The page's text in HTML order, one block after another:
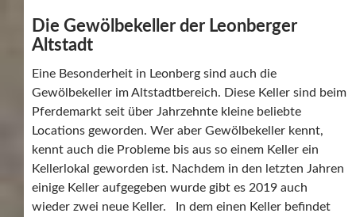
Die Gewölbekeller der Leonberger
Altstadt
Eine Besonderheit in Leonberg sind auch die
Gewölbekeller im Altstadtbereich. Diese Keller sind beim
Pferdemarkt seit über Jahrzehnte kleine beliebte
Locations geworden. Wer aber Gewölbekeller kennt,
kennt auch die Probleme bis aus so einem Keller ein
Kellerlokal geworden ist. Nachdem in den letzten Jahren
einige Keller aufgegeben wurde gibt es 2019 auch
wieder zwei neue Keller. In dem einen Keller befindet